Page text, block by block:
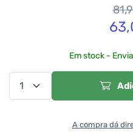
Em stock -
A compra dá